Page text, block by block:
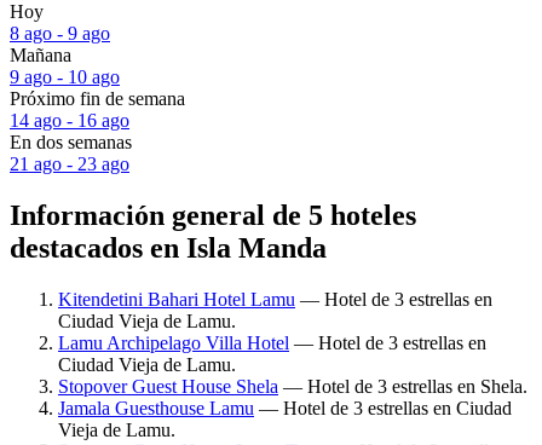
Hoy
8 ago - 9 ago
Mañana
9 ago - 10 ago
Próximo fin de semana
14 ago - 16 ago
En dos semanas
21 ago - 23 ago
Información general de 5 hoteles
destacados en Isla Manda
Kitendetini Bahari Hotel Lamu — Hotel de 3 estrellas en
Ciudad Vieja de Lamu.
Lamu Archipelago Villa Hotel — Hotel de 3 estrellas en
Ciudad Vieja de Lamu.
Stopover Guest House Shela — Hotel de 3 estrellas en Shela.
Jamala Guesthouse Lamu — Hotel de 3 estrellas en Ciudad
Vieja de Lamu.